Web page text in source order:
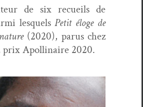
de six recueils de
lesquelsPetit éloge de
(2020), parus chez
prix Apol­li­naire 2020.